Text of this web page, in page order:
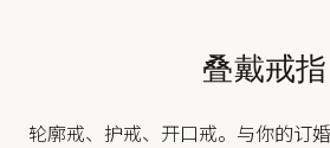
叠戴戒指
轮廓戒、护戒、开口戒。与你的订